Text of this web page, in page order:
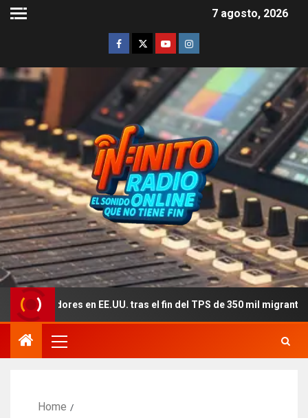
7 agosto, 2026
en EE.UU. tras el fin del TPS de 350 mil migrantes
Home